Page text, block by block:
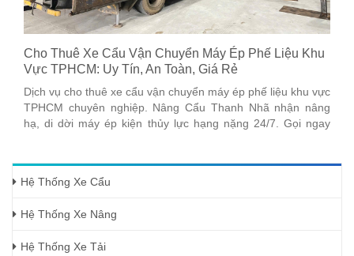
Cho Thuê Xe Cẩu Vận Chuyển Máy Ép Phế Liệu Khu
Vực TPHCM: Uy Tín, An Toàn, Giá Rẻ
Dịch vụ cho thuê xe cẩu vận chuyển máy ép phế liệu khu vực
TPHCM chuyên nghiệp. Nâng Cẩu Thanh Nhã nhận nâng
hạ, di dời máy ép kiện thủy lực hạng nặng 24/7. Gọi ngay
Hệ Thống Xe Cẩu
Hệ Thống Xe Nâng
Hệ Thống Xe Tải